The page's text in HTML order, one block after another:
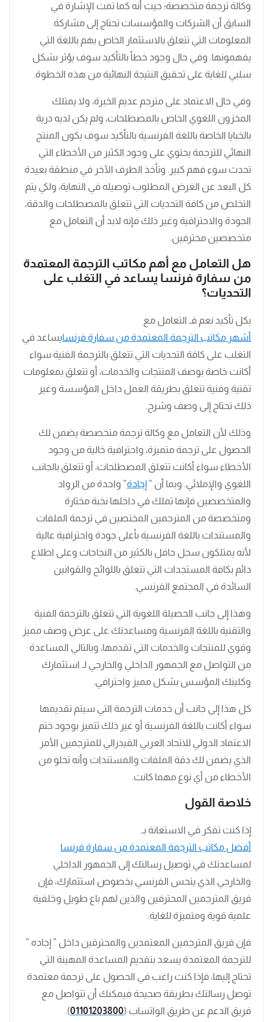
وكالة ترجمة متخصصة؛ حيث أنه كما تمت الإشارة في
السابق أن الشركات والمؤسسات تحتاج إلى مشاركة
المعلومات التي تتعلق بالاستثمار الخاص بهم باللغة التي
يفهمونها. وفي حال وجود خطأ بالتأكيد سوف يؤثر بشكل
سلبي للغاية على تحقيق النتيجة النهائية من هذه الخطوة.
وفي حال الاعتماد على مترجم عديم الخبرة، ولا يمتلك
المخزون اللغوي الخاص بالمصطلحات، ولم يكن لديه درية
بالخبايا الخاصة باللغة الفرنسية بالتأكيد سوف يكون المنتج
النهائي للترجمة يحتوي على وجود الكثير من الأخطاء التي
تحدث سوء فهم كبير. وتأخذ الطرف الآخر في منطقة بعيدة
كل البعد عن الغرض المطلوب توصيله في النهاية، ولكي يتم
التخلص من كافة التحديات التي تتعلق بالمصطلحات والدقة،
الجودة والاحترافية وغير ذلك فإنه لابد أن التعامل مع
متخصصين محترفين.
هل التعامل مع أهم مكاتب الترجمة المعتمدة
من سفارة فرنسا يساعد في التغلب على
التحديات؟
بكل تأكيد نعم فـ التعامل مع
أشهر مكاتب الترجمة المعتمدة من سفارة فرنسايساعد في
التغلب على كافة التحديات التي تتعلق بالترجمة الفنية سواء
أكانت خاصة بوصف المنتجات والخدمات، أو تتعلق بمعلومات
تقنية وفنية تتعلق بطريقة العمل داخل المؤسسة وغير
ذلك تحتاج إلى وصف وشرح.
وذلك لأن التعامل مع وكالة ترجمة متخصصة يضمن لك
الحصول على ترجمة متميزة، واحترافية خالية من وجود
الأخطاء سواء أكانت تتعلق المصطلحات، أو تتعلق بالجانب
اللغوي والإملائي. وبما أن ” إجادة” واحدة من الرواد
والمتخصصين فإنها تملك في داخلها نخبة مختارة
ومتخصصة من المترجمين المختصين في ترجمة الملفات
والمستندات باللغة الفرنسية بأعلى جودة واحترافية عالية
لأنه يمتلكون سجل حافل بالكثير من النجاحات وعلى اطلاع
دائم بكافة المستجدات التي تتعلق باللوائح والقوانين
السائدة في المجتمع الفرنسي.
وهذا إلى جانب الحصيلة اللغوية التي تتعلق بالترجمة الفنية
والتقنية باللغة الفرنسية ومساعدتك على عرض وصف مميز
وقوي للمنتجات والخدمات التي تقدمها، وبالتالي المساعدة
من التواصل مع الجمهور الداخلي والخارجي لـ استثمارك
وكلينك المؤسس بشكل مميز واحترافي.
كل هذا إلى جانب أن خدمات الترجمة التي سيتم تقديمها
سواء أكانت باللغة الفرنسية أو غير ذلك تتميز بوجود ختم
الاعتماد الدولي للاتحاد العربي الفيدرالي للمترجمين الأمر
الذي يضمن لك دقة الملفات والمستندات وأنه تخلو من
الأخطاء من أي نوع مهما كانت.
خلاصة القول
إذا كنت تفكر في الاستعانة بـ
أفضل مكاتب الترجمة المعتمدة من سفارة فرنسا
لمساعدتك في توصيل رسالتك إلى الجمهور الداخلي
والخارجي الذي يتحس الفرنسي بخصوص استثمارك، فإن
فريق المترجمين المحترفين والذين لهم باع طويل وخلفية
علمية قوية ومتميزة للغاية.
فإن فريق المترجمين المعتمدين والمحترفين داخل ” إجاده ”
للترجمة المعتمدة يسعد بتقديم المساعدة المهينة التي
تحتاج إليها، فإذا كنت راغب في الحصول على ترجمة معتمدة
توصل رسالتك بطريقة صحيحة فيمكنك أن تتواصل مع
فريق الدعم عن طريق الواتساب (01101203800
).